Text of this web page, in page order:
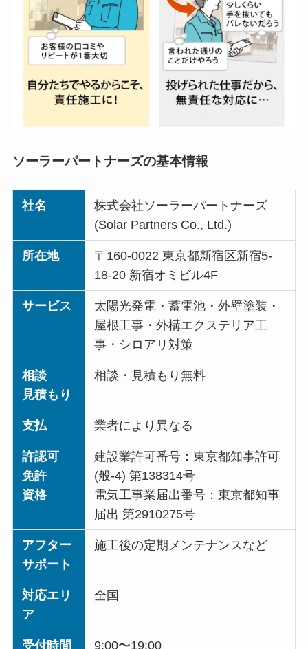
ソーラーパートナーズの基本情報
社名
株式会社ソーラーパートナーズ
(Solar Partners Co., Ltd.)
所在地
〒160-0022 東京都新宿区新宿5-
18-20 新宿オミビル4F
サービス
太陽光発電・蓄電池・外壁塗装・
屋根工事・外構エクステリア工
事・シロアリ対策
相談
見積もり
相談・見積もり無料
支払 業者により異なる
許認可
免許
資格
建設業許可番号：東京都知事許可
(般-4) 第138314号
電気工事業届出番号：東京都知事
届出 第2910275号
アフター
サポート
施工後の定期メンテナンスなど
対応エリ
ア
全国
受付時間 9:00〜19:00